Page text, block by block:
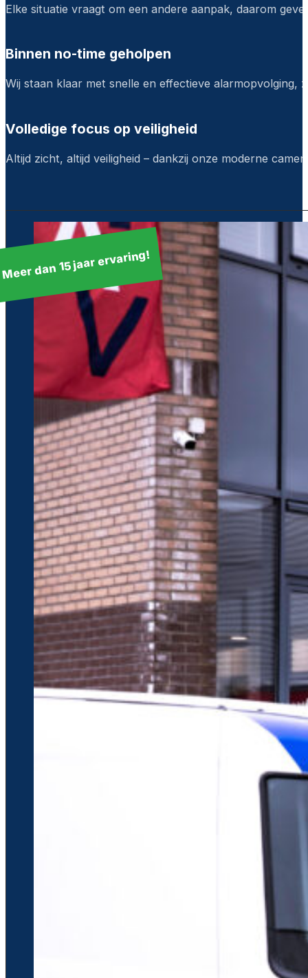
Elke situatie vraagt om een andere aanpak, daarom
Binnen no-time geholpen
Wij staan klaar met snelle en effectieve alarmopvolging,
Volledige focus op veiligheid
Altijd zicht, altijd veiligheid – dankzij onze moderne
Meer dan 15 jaar ervaring!